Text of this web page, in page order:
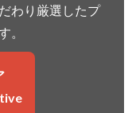
わり厳選したプ
。